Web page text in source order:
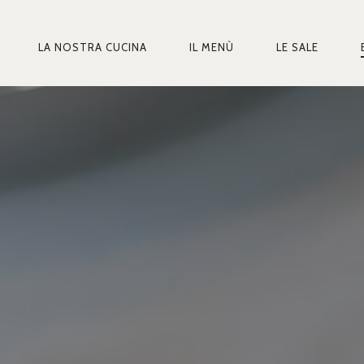
LA NOSTRA CUCINA IL MENÙ LE SALE